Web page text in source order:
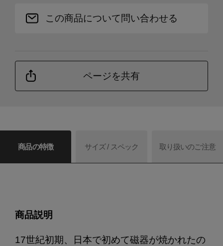
この商品について問い合わせる
ページを共有
商品の特徴 サイズ / スペック 取り扱いのご注意
商品説明
17世紀初期、日本で初めて磁器が焼かれたの